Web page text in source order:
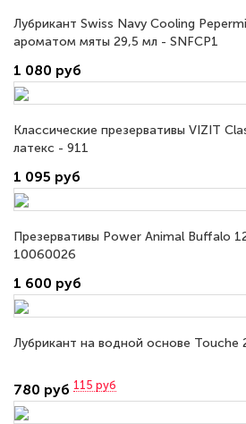
Лубрикант Swiss Navy Cooling
ароматом мяты 29,5 мл - SNFCP1
1 080 руб
Классические презервативы VIZIT
латекс - 911
1 095 руб
Презервативы Power Animal Buffalo
10060026
1 600 руб
Лубрикант на водной основе
780 руб 115 руб